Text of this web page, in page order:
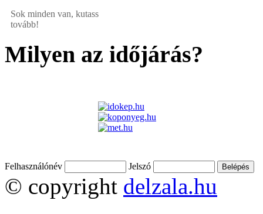
Sok minden van, kutass
tovább!
Milyen az időjárás?
Felhasználónév Jelszó
© copyright delzala.hu